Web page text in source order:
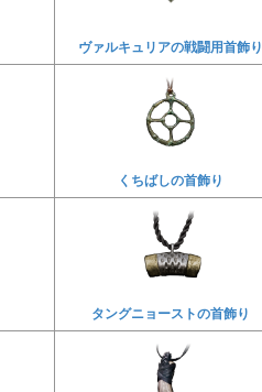
ヴァルキュリアの戦闘用首飾り
くちばしの首飾り
タングニョーストの首飾り